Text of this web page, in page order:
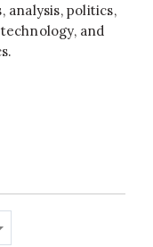
analysis, politics,
and